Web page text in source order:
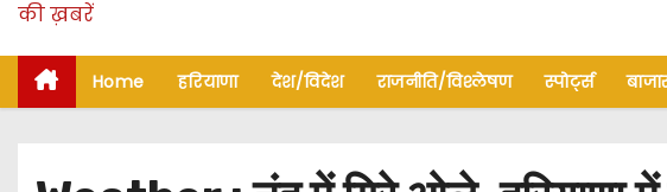
n
की ख़बरें
Home हरियाणा देश/विदेश राजनीति/विश्लेषण स्पोर्ट्स